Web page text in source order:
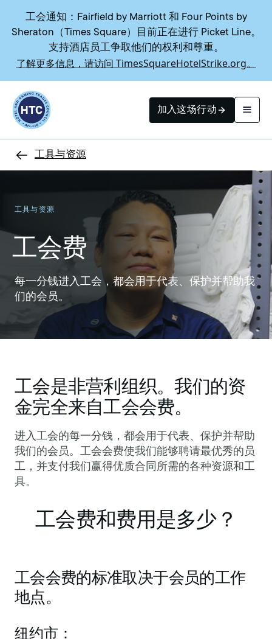
工会通知：Fairfield by Marriott 和 Four Points by
Sheraton（Times Square）目前正在进行 Picket Line。
支持酒店员工争取他们的权利和尊重。
了解更多信息，请访问 TimesSquareHotelStrike.org。
Return to homepage
加入这场行动
工具与资源
工具与资源
工会费
每一分钱进入工会，都会用于代表、保护并帮助我
们的会员。
工会是非营利组织。我们的资
金完全来自工会会费。
进入工会的每一分钱，都会用于代表、保护并帮助
我们的会员。工会会费使我们能够聘请最优秀的员
工，并支付我们赢得优质合同所需的各种资源和工
具。
工会费和费用是多少？
工会会费的标准取决于会员的工作
地点。
纽约市：